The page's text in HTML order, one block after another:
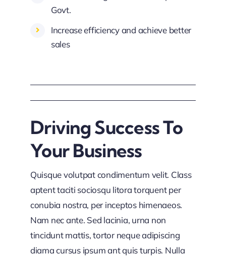
Govt.
Increase efficiency and achieve better
sales
Driving Success To
Your Business
Quisque volutpat condimentum velit. Class
aptent taciti sociosqu litora torquent per
conubia nostra, per inceptos himenaeos.
Nam nec ante. Sed lacinia, urna non
tincidunt mattis, tortor neque adipiscing
diama cursus ipsum ant quis turpis. Nulla